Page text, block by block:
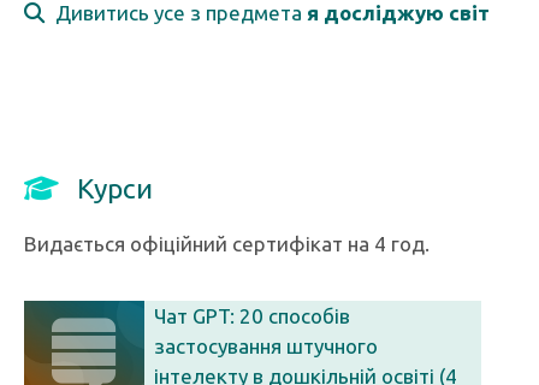
Дивитись усе з предмета я досліджую світ
Курси
Видається офіційний сертифікат на 4 год.
Чат GPT: 20 способів
застосування штучного
інтелекту в дошкільній освіті (4